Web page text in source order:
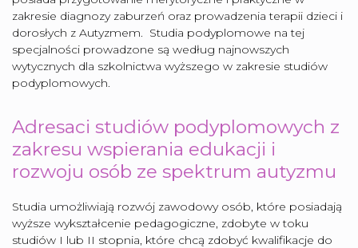
zakresie diagnozy zaburzeń oraz prowadzenia terapii dzieci i
dorosłych z Autyzmem. Studia podyplomowe na tej
specjalności prowadzone są według najnowszych
wytycznych dla szkolnictwa wyższego w zakresie studiów
podyplomowych.
Adresaci studiów podyplomowych z
zakresu wspierania edukacji i
rozwoju osób ze spektrum autyzmu
Studia umożliwiają rozwój zawodowy osób, które posiadają
wyższe wykształcenie pedagogiczne, zdobyte w toku
studiów I lub II stopnia, które chcą zdobyć kwalifikacje do